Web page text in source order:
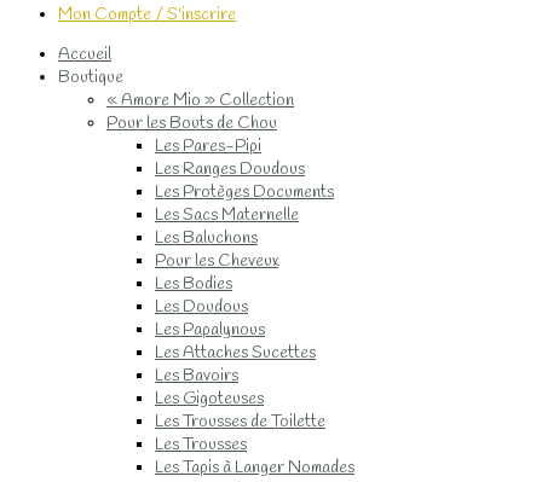
Mon Compte / S'inscrire
Accueil
Boutique
« Amore Mio » Collection
Pour les Bouts de Chou
Les Pares-Pipi
Les Ranges Doudous
Les Protèges Documents
Les Sacs Maternelle
Les Baluchons
Pour les Cheveux
Les Bodies
Les Doudous
Les Papalynous
Les Attaches Sucettes
Les Bavoirs
Les Gigoteuses
Les Trousses de Toilette
Les Trousses
Les Tapis à Langer Nomades